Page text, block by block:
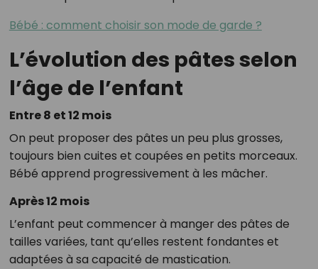
Bébé : comment choisir son mode de garde ?
L’évolution des pâtes selon
l’âge de l’enfant
Entre 8 et 12 mois
On peut proposer des pâtes un peu plus grosses,
toujours bien cuites et coupées en petits morceaux.
Bébé apprend progressivement à les mâcher.
Après 12 mois
L’enfant peut commencer à manger des pâtes de
tailles variées, tant qu’elles restent fondantes et
adaptées à sa capacité de mastication.